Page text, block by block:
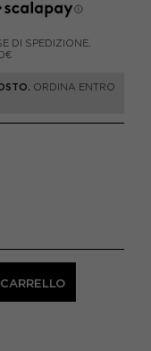
DI SPEDIZIONE.
ORDINA ENTRO